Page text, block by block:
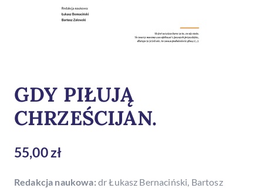
GDY PIŁUJĄ
CHRZEŚCIJAN.
55,00zł
Redakcja naukowa: dr Łukasz Bernaciński, Bartosz